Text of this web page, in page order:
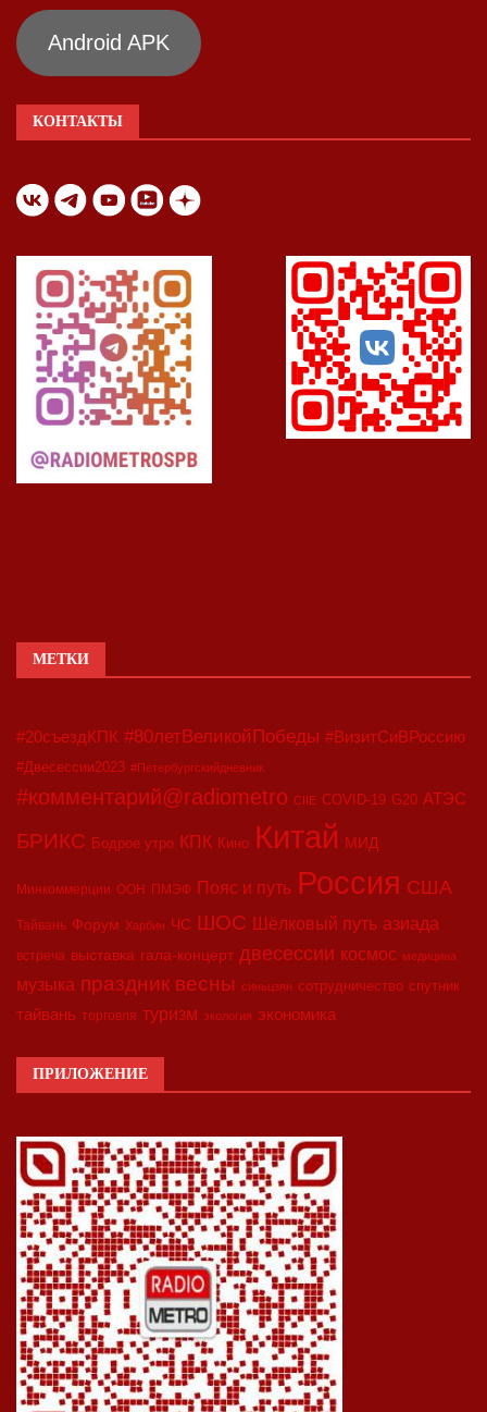
Android APK
КОНТАКТЫ
МЕТКИ
#20съездКПК #80летВеликойПобеды #ВизитСиВРоссию
#Двесессии2023 #Петербургскийдневник
#комментарий@radiometro CIIE COVID-19 G20 АТЭС
БРИКС Бодрое утро КПК Кино Китай МИД
Минкоммерции ООН ПМЭФ Пояс и путь Россия США
Тайвань Форум Харбин ЧС ШОС Шёлковый путь азиада
встреча выставка гала-концерт двесессии космос медицина
музыка праздник весны синьцзян сотрудничество спутник
тайвань торговля туризм экология экономика
ПРИЛОЖЕНИЕ